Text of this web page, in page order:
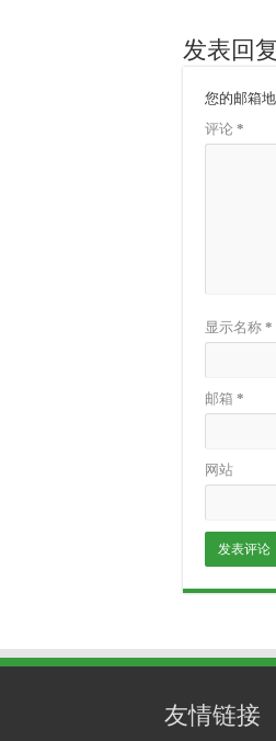
发表回复
您的邮箱
评论 *
显示名称 *
邮箱 *
网站
友情链接